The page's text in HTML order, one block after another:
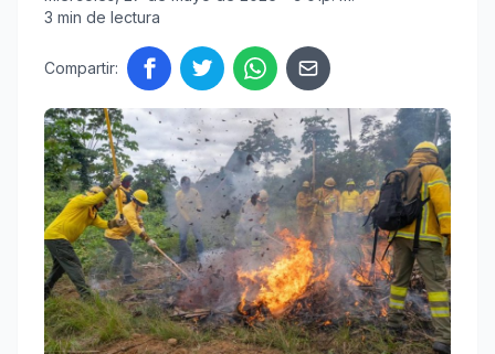
3 min de lectura
Compartir: